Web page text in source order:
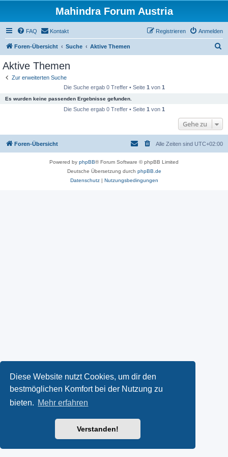
Diese Website nutzt Cookies, um dir den
bestmöglichen Komfort bei der Nutzung zu
bieten. Mehr erfahren
Verstanden!
Mahindra Forum Austria
FAQ Kontakt Anmelden
Registrieren
Foren-Übersicht Suche Aktive Themen
Aktive Themen
Zur erweiterten Suche
Die Suche ergab 0 Treffer • Seite 1 von 1
Es wurden keine passenden Ergebnisse gefunden.
Die Suche ergab 0 Treffer • Seite 1 von 1
Gehe zu
Foren-Übersicht Alle Zeiten sind UTC+02:00
Powered by phpBB® Forum Software © phpBB Limited
Deutsche Übersetzung durch phpBB.de
Datenschutz| Nutzungsbedingungen